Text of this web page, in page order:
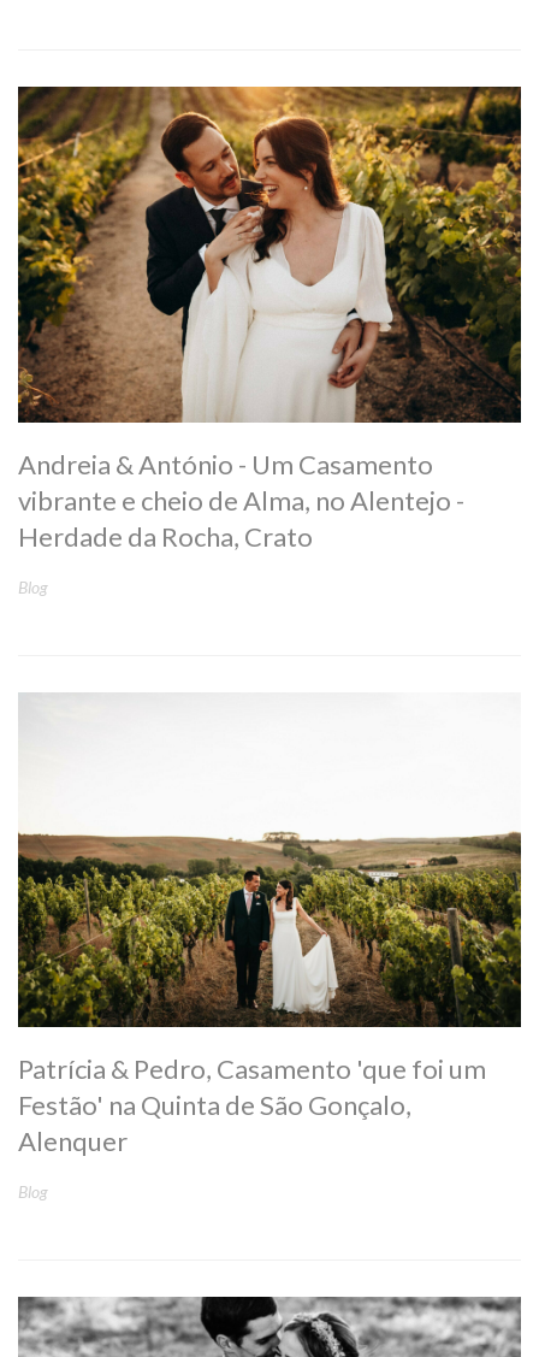
Andreia & António - Um Casamento
vibrante e cheio de Alma, no Alentejo -
Herdade da Rocha, Crato
Blog
Patrícia & Pedro, Casamento 'que foi um
Festão' na Quinta de São Gonçalo,
Alenquer
Blog